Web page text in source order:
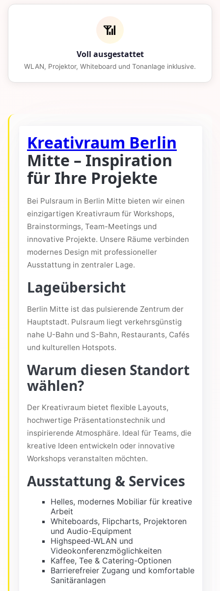
📶
Voll ausgestattet
WLAN, Projektor, Whiteboard und Tonanlage inklusive.
Kreativraum Berlin
Mitte – Inspiration
für Ihre Projekte
Bei Pulsraum in Berlin Mitte bieten wir einen
einzigartigen Kreativraum für Workshops,
Brainstormings, Team-Meetings und
innovative Projekte. Unsere Räume verbinden
modernes Design mit professioneller
Ausstattung in zentraler Lage.
Lageübersicht
Berlin Mitte ist das pulsierende Zentrum der
Hauptstadt. Pulsraum liegt verkehrsgünstig
nahe U-Bahn und S-Bahn, Restaurants, Cafés
und kulturellen Hotspots.
Warum diesen Standort
wählen?
Der Kreativraum bietet flexible Layouts,
hochwertige Präsentationstechnik und
inspirierende Atmosphäre. Ideal für Teams, die
kreative Ideen entwickeln oder innovative
Workshops veranstalten möchten.
Ausstattung & Services
Helles, modernes Mobiliar für kreative
Arbeit
Whiteboards, Flipcharts, Projektoren
und Audio-Equipment
Highspeed-WLAN und
Videokonferenzmöglichkeiten
Kaffee, Tee & Catering-Optionen
Barrierefreier Zugang und komfortable
Sanitäranlagen